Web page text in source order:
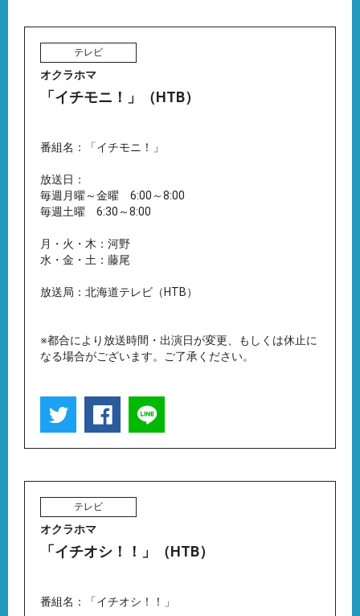
テレビ
オクラホマ
「イチモニ！」（HTB）
番組名：「イチモニ！」
放送日：
毎週月曜～金曜 6:00～8:00
毎週土曜 6:30～8:00
月・火・木：河野
水・金・土：藤尾
放送局：北海道テレビ（HTB）
※都合により放送時間・出演日が変更、もしくは休止に
なる場合がございます。ご了承ください。
テレビ
オクラホマ
「イチオシ！！」（HTB）
番組名：「イチオシ！！」